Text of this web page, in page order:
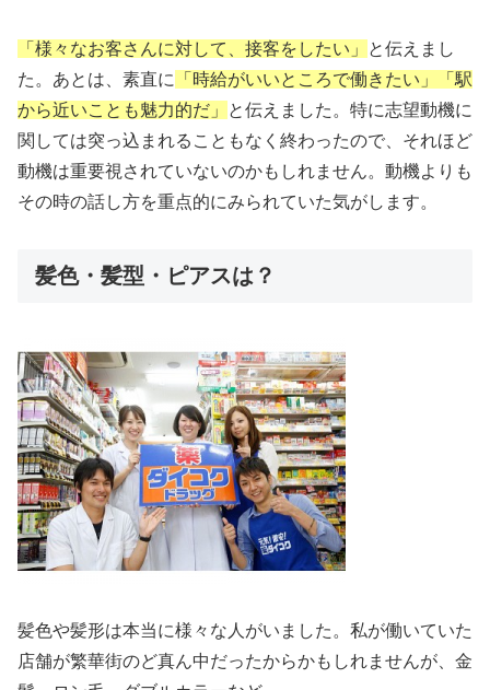
「様々なお客さんに対して、接客をしたい」
と伝えまし
た。あとは、素直に
「時給がいいところで働きたい」「駅
から近いことも魅力的だ」
と伝えました。特に志望動機に
関しては突っ込まれることもなく終わったので、それほど
動機は重要視されていないのかもしれません。動機よりも
その時の話し方を重点的にみられていた気がします。
髪色・髪型・ピアスは？
髪色や髪形は本当に様々な人がいました。私が働いていた
店舗が繁華街のど真ん中だったからかもしれませんが、金